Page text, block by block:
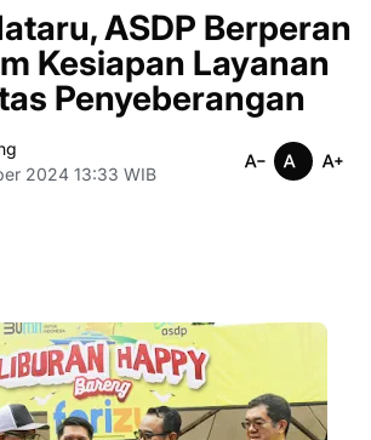
ASDP Berperan
Kesiapan Layanan
Penyeberangan
2024 13:33 WIB